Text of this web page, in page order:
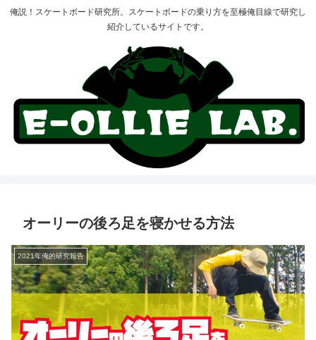
俺説！スケートボード研究所。スケートボードの乗り方を至極俺目線で研究し
紹介しているサイトです。
オーリーの後ろ足を寝かせる方法
2021年俺的研究報告